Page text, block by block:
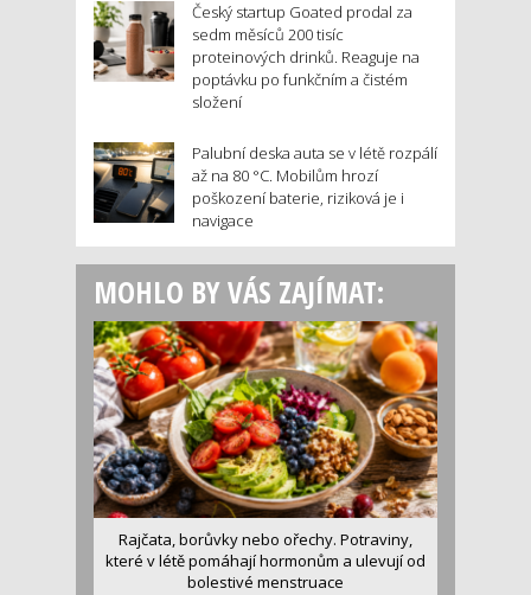
Český startup Goated prodal za
sedm měsíců 200 tisíc
proteinových drinků. Reaguje na
poptávku po funkčním a čistém
složení
Palubní deska auta se v létě rozpálí
až na 80 °C. Mobilům hrozí
poškození baterie, riziková je i
navigace
MOHLO BY VÁS ZAJÍMAT:
Rajčata, borůvky nebo ořechy. Potraviny,
které v létě pomáhají hormonům a ulevují od
bolestivé menstruace